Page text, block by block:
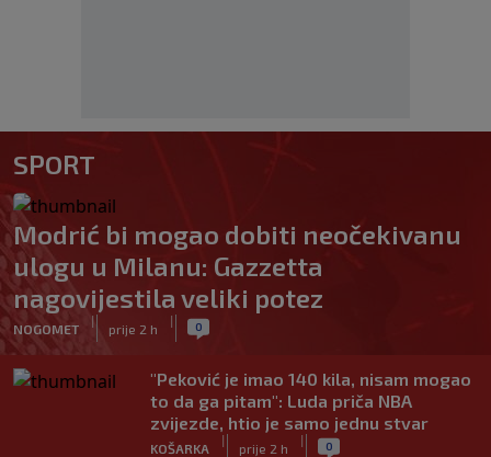
SPORT
Modrić bi mogao dobiti neočekivanu
ulogu u Milanu: Gazzetta
nagovijestila veliki potez
NOGOMET
|
prije 2 h
| 0
"Peković je imao 140 kila, nisam mogao
to da ga pitam": Luda priča NBA
zvijezde, htio je samo jednu stvar
KOŠARKA
|
prije 2 h
| 0